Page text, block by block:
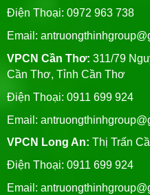
Điện Thoại: 0972 963 738
Email:
VPCN Cần Thơ: 311/79
Cần Thơ, Tỉnh Cần Thơ
Điện Thoại: 0911 699 924
Email:
VPCN Long An: Thị Trấn
Điện Thoại: 0911 699 924
Email: